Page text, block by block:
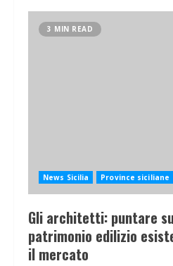
3 MIN READ
News Sicilia Province siciliane
Gli architetti: puntare
patrimonio edilizio
il mercato